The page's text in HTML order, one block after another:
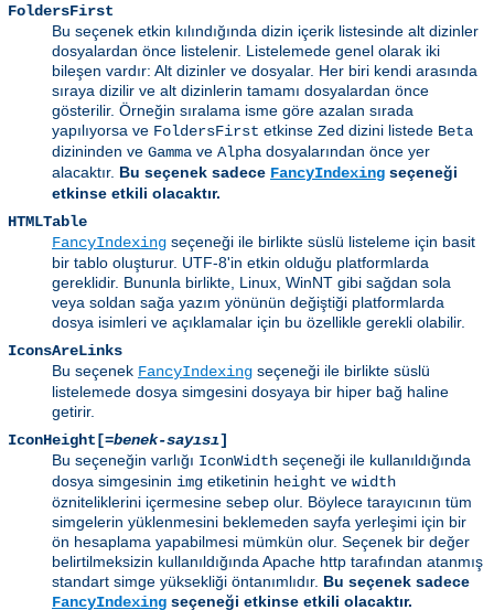
FoldersFirst
Bu seçenek etkin kılındığında dizin içerik listesinde alt dizinler
dosyalardan önce listelenir. Listelemede genel olarak iki
bileşen vardır: Alt dizinler ve dosyalar. Her biri kendi arasında
sıraya dizilir ve alt dizinlerin tamamı dosyalardan önce
gösterilir. Örneğin sıralama isme göre azalan sırada
yapılıyorsa ve FoldersFirst etkinse Zed dizini listede Beta
dizininden ve Gamma ve Alpha dosyalarından önce yer
alacaktır. Bu seçenek sadece FancyIndexing seçeneği
etkinse etkili olacaktır.
HTMLTable
FancyIndexing seçeneği ile birlikte süslü listeleme için basit
bir tablo oluşturur. UTF-8'in etkin olduğu platformlarda
gereklidir. Bununla birlikte, Linux, WinNT gibi sağdan sola
veya soldan sağa yazım yönünün değiştiği platformlarda
dosya isimleri ve açıklamalar için bu özellikle gerekli olabilir.
IconsAreLinks
Bu seçenek FancyIndexing seçeneği ile birlikte süslü
listelemede dosya simgesini dosyaya bir hiper bağ haline
getirir.
IconHeight[=benek-sayısı]
Bu seçeneğin varlığı IconWidth seçeneği ile kullanıldığında
dosya simgesinin img etiketinin height ve width
özniteliklerini içermesine sebep olur. Böylece tarayıcının tüm
simgelerin yüklenmesini beklemeden sayfa yerleşimi için bir
ön hesaplama yapabilmesi mümkün olur. Seçenek bir değer
belirtilmeksizin kullanıldığında Apache http tarafından atanmış
standart simge yüksekliği öntanımlıdır. Bu seçenek sadece
FancyIndexing seçeneği etkinse etkili olacaktır.